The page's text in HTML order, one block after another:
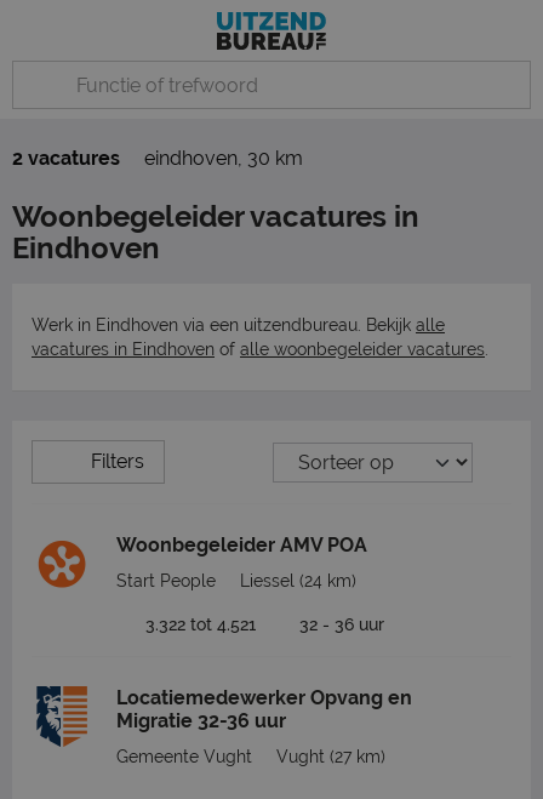
2 vacatures eindhoven, 30 km
Woonbegeleider vacatures in
Eindhoven
Werk in Eindhoven via een uitzendbureau. Bekijk alle
vacatures in Eindhoven of alle woonbegeleider vacatures
Filters
Woonbegeleider AMV POA
Start People Liessel (24 km)
3.322 tot 4.521 32 - 36 uur
Locatiemedewerker Opvang en
Migratie 32-36 uur
Gemeente Vught Vught (27 km)